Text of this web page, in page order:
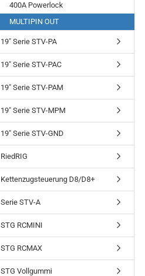
400A Powerlock
MULTIPIN OUT
19" Serie STV-PA
19" Serie STV-PAC
19" Serie STV-PAM
19" Serie STV-MPM
19" Serie STV-GND
RiedRIG
Kettenzugsteuerung D8/D8+
Serie STV-A
STG RCMINI
STG RCMAX
STG Vollgummi